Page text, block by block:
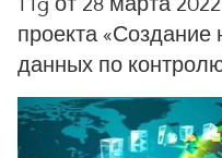
проекта
данных по